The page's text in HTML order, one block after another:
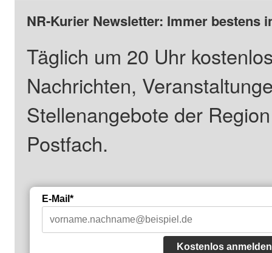
NR-Kurier Newsletter: Immer bestens
Täglich um 20 Uhr
Nachrichten,
Stellenangebote der
Postfach.
E-Mail*
Kostenlos anmelden